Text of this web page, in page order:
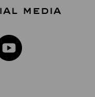
MEDIA